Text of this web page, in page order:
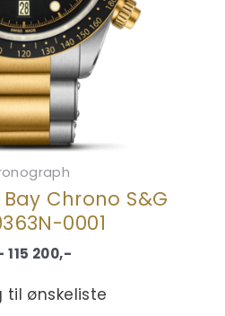
Chrono S&G
0001
115 200,-
til ønskeliste